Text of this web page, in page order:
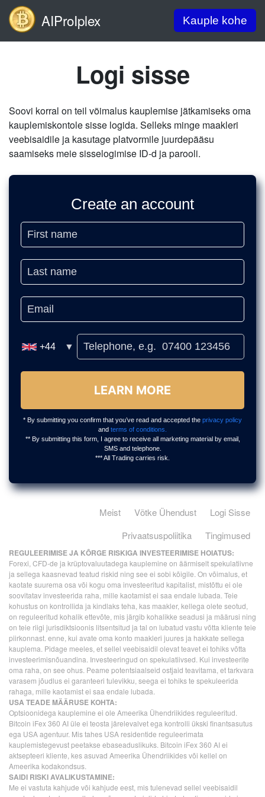
AIProIplex Kauple kohe
Logi sisse
Soovi korral on teil võimalus kauplemise jätkamiseks oma
kauplemiskontole sisse logida. Selleks minge maakleri
veebisaidile ja kasutage platvormile juurdepääsu
saamiseks meie sisselogimise ID-d ja parooli.
Meist Võtke Ühendust
Logi Sisse
Privaatsuspoliitika
Tingimused
REGULEERIMISE JA KÕRGE RISKIGA INVESTEERIMISE HOIATUS:
Forexi, CFD-de ja krüptovaluutadega kauplemine on äärmiselt spekulatiivne
ja sellega kaasnevad teatud riskid ning see ei sobi kõigile. On võimalus, et
kaotate suurema osa või kogu oma investeeritud kapitalist, mistõttu ei ole
soovitatav investeerida raha, mille kaotamist ei saa endale lubada. Teie
kohustus on kontrollida ja kindlaks teha, kas maakler, kellega olete seotud,
on reguleeritud kohalik ettevõte, mis järgib kohalikke seadusi ja määrusi ning
on teie riigi jurisdiktsioonis litsentsitud ja tal on lubatud vastu võtta kliente teie
piirkonnast. enne, kui avate oma konto maakleri juures ja hakkate sellega
kauplema. Pidage meeles, et sellel veebisaidil olevat teavet ei tohiks võtta
investeerimisnõuandina. Investeeringud on spekulatiivsed. Kui investeerite
oma raha, on see ohus. Peame potentsiaalseid ostjaid teavitama, et tarkvara
varasem jõudlus ei garanteeri tulevikku, seega ei tohiks te spekuleerida
rahaga, mille kaotamist ei saa endale lubada.
USA TEADE MÄÄRUSE KOHTA:
Optsioonidega kauplemine ei ole Ameerika Ühendriikides reguleeritud.
Bitcoin iFex 360 AI üle ei teosta järelevalvet ega kontrolli ükski finantsasutus
ega USA agentuur. Mis tahes USA residentide reguleerimata
kauplemistegevust peetakse ebaseaduslikuks. Bitcoin iFex 360 AI ei
aktsepteeri kliente, kes asuvad Ameerika Ühendriikides või kellel on
Ameerika kodakondsus.
SAIDI RISKI AVALIKUSTAMINE:
Me ei vastuta kahjude või kahjude eest, mis tulenevad sellel veebisaidil